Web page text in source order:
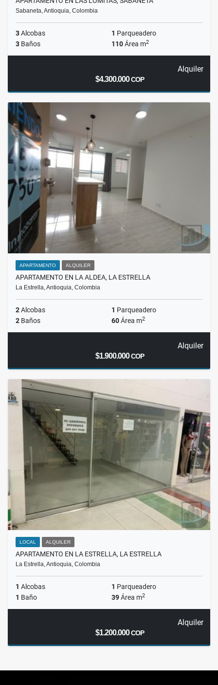
Sabaneta, Antioquia, Colombia
3Alcobas 1 Parqueadero
3 Baños 110Área m2
Alquiler
$4.300.000COP
APARTAMENTO ALQUILER
APARTAMENTO EN LA ALDEA, LA ESTRELLA
La Estrella, Antioquia, Colombia
2Alcobas 1 Parqueadero
2 Baños 60Área m2
Alquiler
$1.900.000COP
LOCAL ALQUILER
APARTAMENTO EN LA ESTRELLA, LA ESTRELLA
La Estrella, Antioquia, Colombia
1 Alcobas 1 Parqueadero
1 Baño 39Área m2
Alquiler
$1.200.000COP